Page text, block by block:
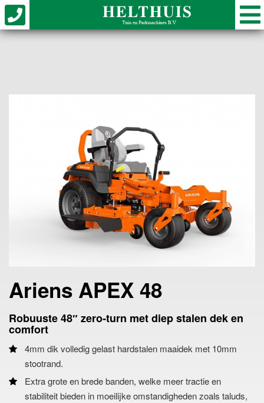
Ariens APEX 48
Robuuste 48″ zero‑turn met diep stalen dek en
comfort
4mm dik volledig gelast hardstalen maaidek met 10mm
stootrand.
Extra grote en brede banden, welke meer tractie en
stabiliteit bieden in moeilijke omstandigheden zoals taluds,